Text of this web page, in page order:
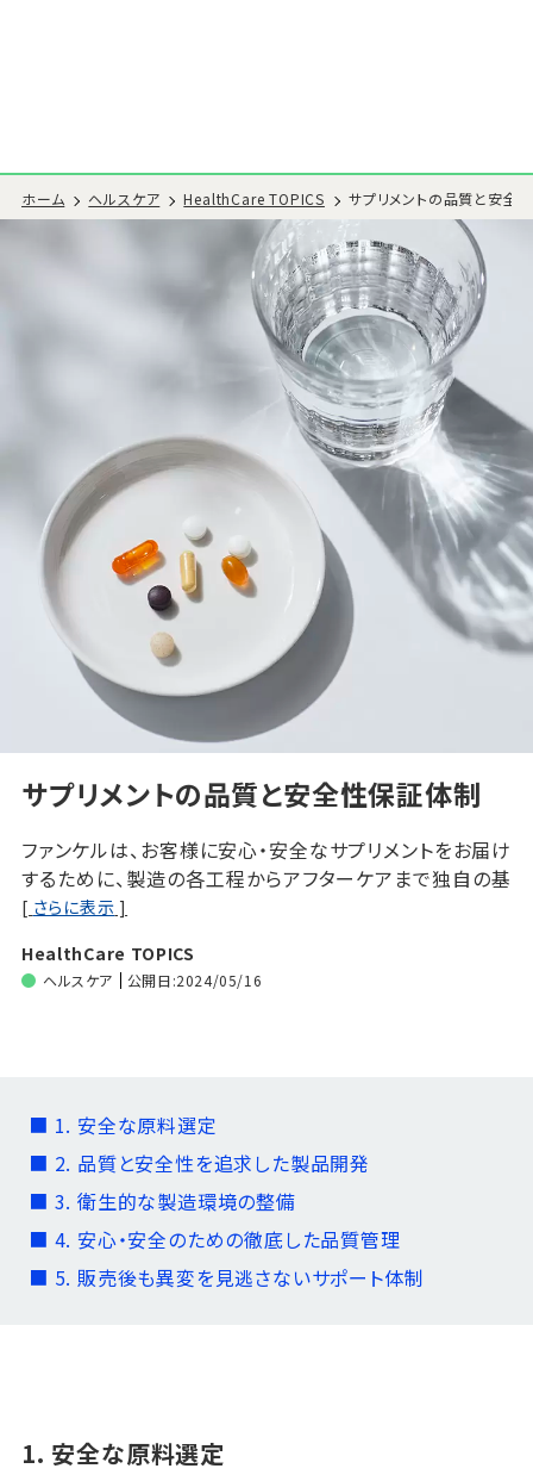
ホーム ヘルスケア HealthCare TOPICS サプリメントの品質と安全
サプリメントの品質と安全性保証体制
ファンケルは、お客様に安心・安全なサプリメントをお届け
するために、製造の各工程からアフターケアまで独自の基
準を設定し、安全性を保証しています。今回はそんなファ
[ さらに表示 ]
HealthCare TOPICS
ヘルスケア 公開日:2024/05/16
■ 1. 安全な原料選定
■ 2. 品質と安全性を追求した製品開発
■ 3. 衛生的な製造環境の整備
■ 4. 安心・安全のための徹底した品質管理
■ 5. 販売後も異変を見逃さないサポート体制
1. 安全な原料選定